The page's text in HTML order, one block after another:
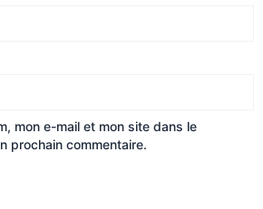
mon e-mail et mon site dans le
prochain commentaire.